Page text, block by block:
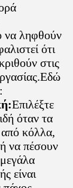
να ληφθούν
ότι
στις
Επιλέξτε
όταν τα
από κόλλα,
να πέσουν
είναι